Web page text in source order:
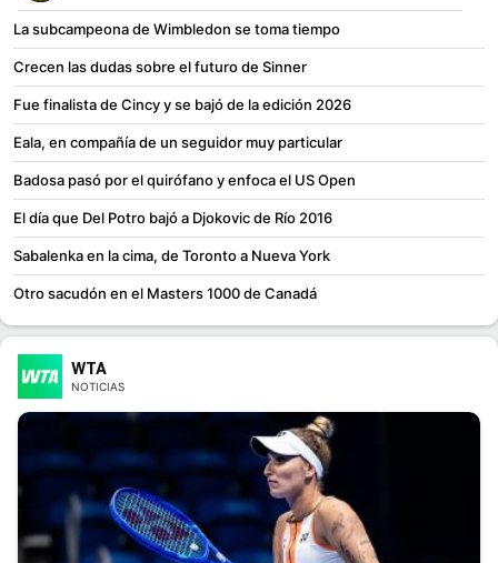
La subcampeona de Wimbledon se toma tiempo
Crecen las dudas sobre el futuro de Sinner
Fue finalista de Cincy y se bajó de la edición 2026
Eala, en compañía de un seguidor muy particular
Badosa pasó por el quirófano y enfoca el US Open
El día que Del Potro bajó a Djokovic de Río 2016
Sabalenka en la cima, de Toronto a Nueva York
Otro sacudón en el Masters 1000 de Canadá
WTA
NOTICIAS